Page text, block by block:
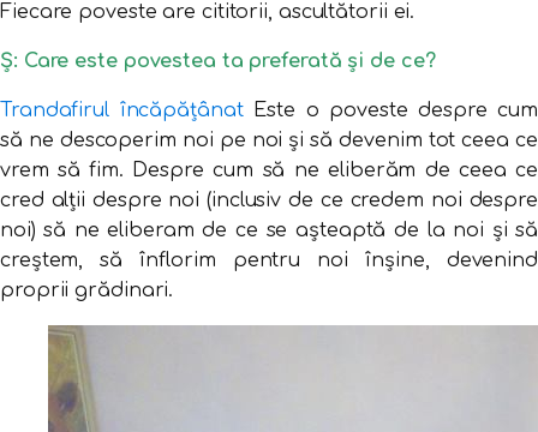
Fiecare poveste are cititorii, ascultătorii ei.
Ș: Care este povestea ta preferată și de ce?
Trandafirul încăpățânatEste o poveste despre cum
să ne descoperim noi pe noi și să devenim tot ceea ce
vrem să fim. Despre cum să ne eliberăm de ceea ce
cred alții despre noi (inclusiv de ce credem noi despre
noi) să ne eliberam de ce se așteaptă de la noi și să
creștem, să înflorim pentru noi înșine, devenind
proprii grădinari.